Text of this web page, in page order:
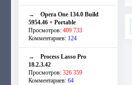
→ Opera One 134.0 Build
5954.46 + Portable
Просмотров: 409 733
Комментариев: 124
→ Process Lasso Pro
18.2.3.42
Просмотров: 326 359
Комментариев: 64